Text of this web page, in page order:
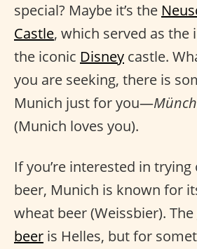
special? Maybe it’s the
Castle, which served as
the iconic Disney castle.
you are seeking, there is
Munich just for you—
(Munich loves you).
If you’re interested in
beer, Munich is known for
wheat beer (Weissbier). The
beer is Helles, but for